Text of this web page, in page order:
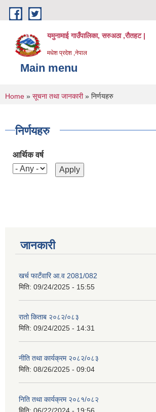
Skip to main content
यमुनामाई गाउँपालिका, सरुअठा ,रौतहट |
मधेश प्रदेश ,नेपाल
Main menu
You are here
Home » सूचना तथा जानकारी» निर्णयहरु
निर्णयहरु
आर्थिक वर्ष
जानकारी
खर्च फाटँवारि आ.व 2081/082
मिति: 09/24/2025 - 15:55
रातो किताब २०८२/०८३
मिति: 09/24/2025 - 14:31
नीति तथा कार्यक्रम २०८२/०८३
मिति: 08/26/2025 - 09:04
निति तथा कार्यक्रम २०८१/०८२